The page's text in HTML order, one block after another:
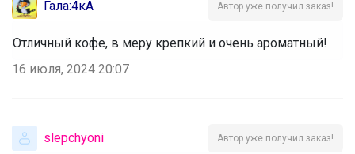
Гала:4кА Автор уже получил заказ!
Отличный кофе, в меру крепкий и очень ароматный!
16 июля, 2024 20:07
slepchyoni Автор уже получил заказ!